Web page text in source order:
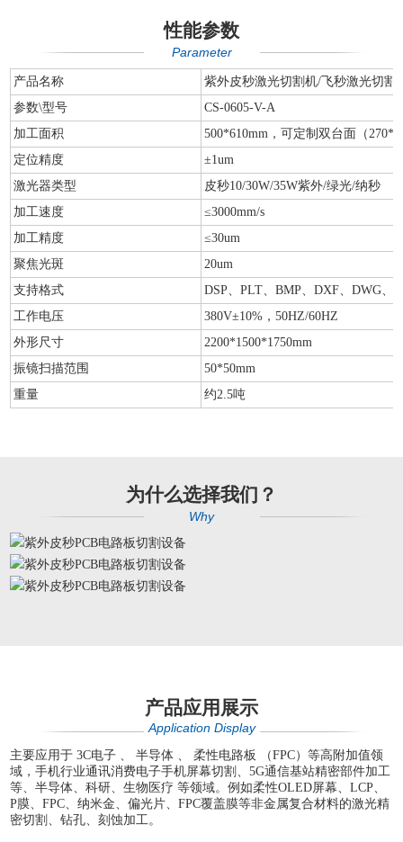
性能参数
Parameter
产品名称
紫外皮秒激光切割机/飞秒激光切割
参数\型号
CS-0605-V-A
加工面积
500*610mm，可定制双台面（
定位精度
±1um
激光器类型
皮秒10/30W/35W紫外/绿光/纳秒
加工速度
≤3000mm/s
加工精度
≤30um
聚焦光斑
20um
支持格式
DSP、PLT、BMP、DXF、DWG、
工作电压
380V±10%，50HZ/60HZ
外形尺寸
2200*1500*1750mm
振镜扫描范围
50*50mm
重量
约2.5吨
为什么选择我们？
Why
产品应用展示
Application Display
主要应用于 3C电子 、 半导体 、 柔性电路板 （FPC）等高附加值领
域，手机行业通讯消费电子手机屏幕切割 、5G通信基站精密部件加工
等、半导体、科研、生物医疗 等领域。例如柔性OLED屏幕、LCP、
P膜、FPC、纳米金、偏光片、FPC覆盖膜等非金属复合材料的激光精
密切割、钻孔、刻蚀加工。